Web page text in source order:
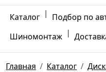
Каталог | Подбор по
Шиномонтаж |
Главная Каталог